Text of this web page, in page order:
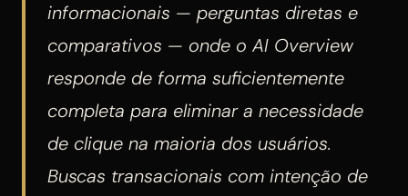
informacionais — perguntas diretas e
comparativos — onde o AI Overview
responde de forma suficientemente
completa para eliminar a necessidade
de clique na maioria dos usuários.
Buscas transacionais com intenção de